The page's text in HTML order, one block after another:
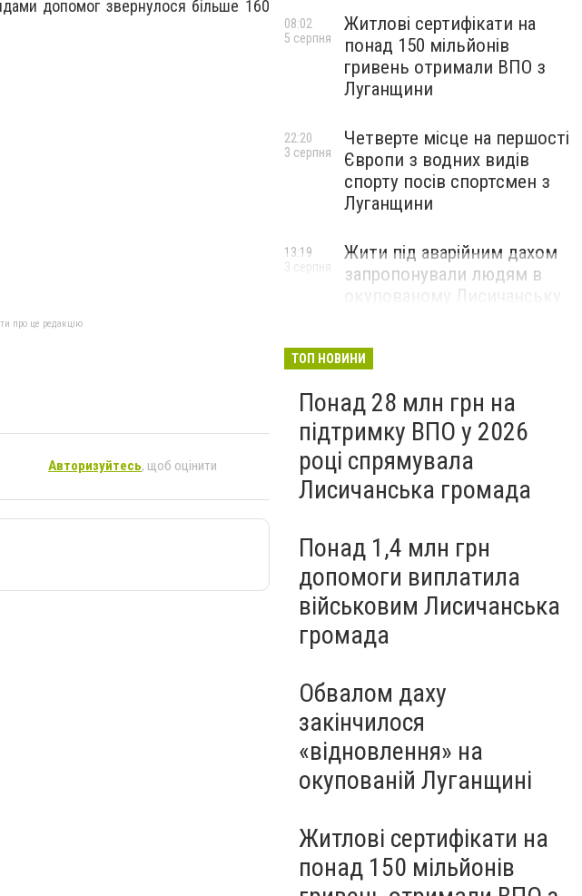
допомог звернулося більше 160
про це редакцію
Авторизуйтесь, щоб оцінити
Житлові сертифікати на
понад 150 мільйонів
гривень отримали ВПО з
Луганщини
08:02
5 серпня
Четверте місце на першості
Європи з водних видів
спорту посів спортсмен з
Луганщини
22:20
3 серпня
Жити під аварійним дахом
запропонували людям в
окупованому Лисичанську
13:19
3 серпня
ТОП НОВИНИ
Понад 28 млн грн на
підтримку ВПО у 2026
році спрямувала
Лисичанська громада
Понад 1,4 млн грн
допомоги виплатила
військовим Лисичанська
громада
Обвалом даху
закінчилося
«відновлення» на
окупованій Луганщині
Житлові сертифікати на
понад 150 мільйонів